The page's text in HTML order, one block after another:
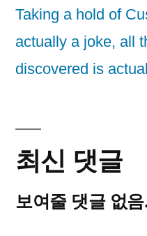
Taking a hold of
actually a joke, all
discovered is
최신 댓글
보여줄 댓글 없음